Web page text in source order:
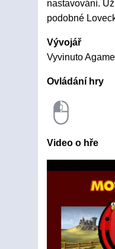
nastavování.
podobné
Vývojář
Vyvinuto Agame
Ovládání hry
Video o hře